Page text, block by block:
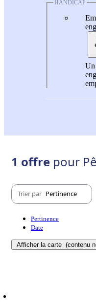
HANDICAP
Un
1 offre pour
Trier par Pertinence
Pertinence
Date
Afficher la carte (contenu